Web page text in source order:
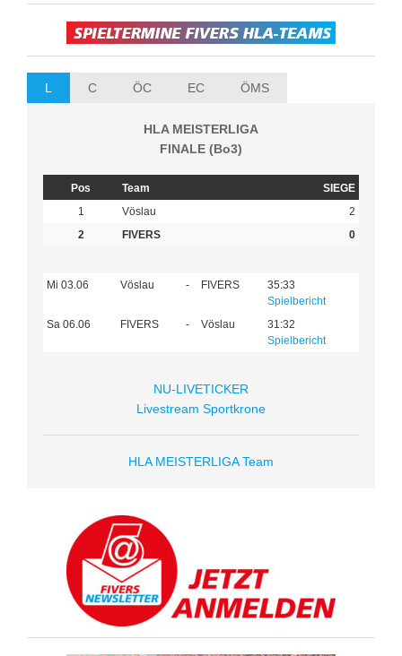
L C ÖC EC ÖMS
HLA MEISTERLIGA
FINALE (Bo3)
Pos Team
SIEGE
1
Vöslau
2
2
FIVERS 0
Mi 03.06 Vöslau - FIVERS
35:33
Spielbericht
Sa 06.06
FIVERS - Vöslau
31:32
Spielbericht
NU-LIVETICKER
Livestream Sportkrone
HLA MEISTERLIGA Team